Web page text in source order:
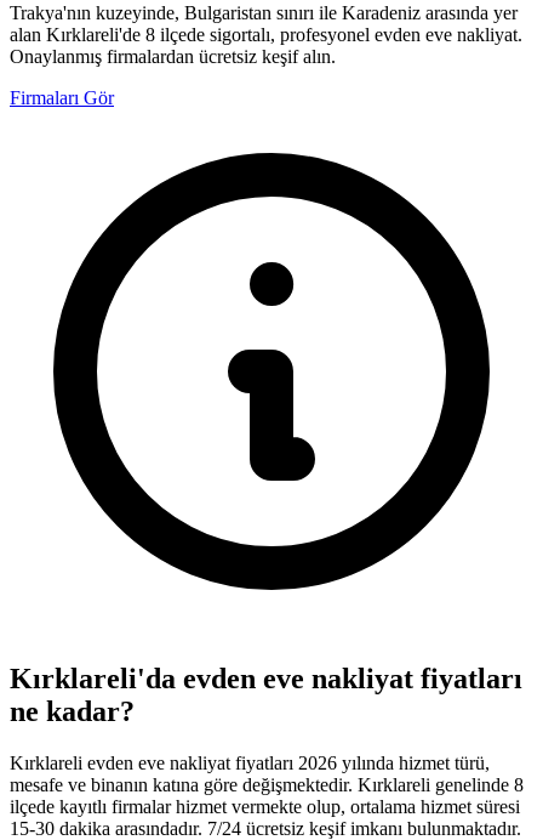
Trakya'nın kuzeyinde, Bulgaristan sınırı ile Karadeniz arasında yer
alan Kırklareli'de 8 ilçede sigortalı, profesyonel evden eve nakliyat.
Onaylanmış firmalardan ücretsiz keşif alın.
Firmaları Gör
Kırklareli'da evden eve nakliyat fiyatları
ne kadar?
Kırklareli evden eve nakliyat fiyatları 2026 yılında hizmet türü,
mesafe ve binanın katına göre değişmektedir. Kırklareli genelinde 8
ilçede kayıtlı firmalar hizmet vermekte olup, ortalama hizmet süresi
15-30 dakika arasındadır. 7/24 ücretsiz keşif imkanı bulunmaktadır.